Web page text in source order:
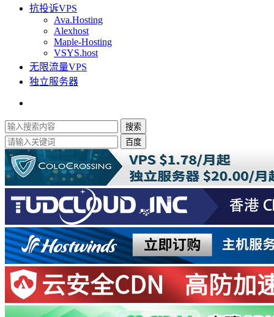
抗投诉VPS
Ava.Hosting
Alexhost
Maple-Hosting
VSYS.host
无限流量VPS
独立服务器